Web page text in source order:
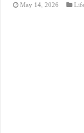
पीएमजीएसवाई सड़क की
May 14, 2026